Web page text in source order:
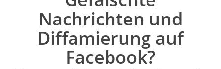
Nachrichten und
Diffamierung auf
Facebook?